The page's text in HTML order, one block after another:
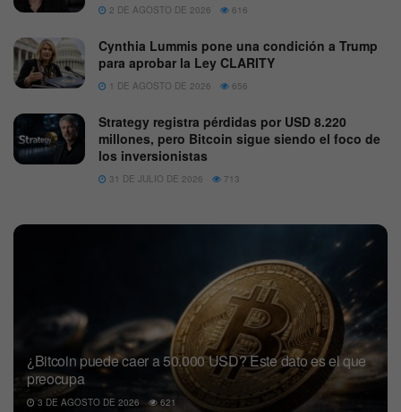
2 DE AGOSTO DE 2026 616
Cynthia Lummis pone una condición a Trump
para aprobar la Ley CLARITY
1 DE AGOSTO DE 2026 656
Strategy registra pérdidas por USD 8.220
millones, pero Bitcoin sigue siendo el foco de
los inversionistas
31 DE JULIO DE 2026 713
¿Bitcoin puede caer a 50.000 USD? Este dato es el que
preocupa
3 DE AGOSTO DE 2026 621